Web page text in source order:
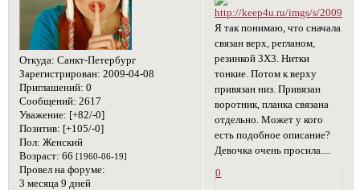
Откуда: Санкт-Петербург
Зарегистрирован: 2009-04-08
Приглашений: 0
Сообщений: 2617
Уважение: [+82/-0]
Позитив: [+105/-0]
Пол: Женский
Возраст: 66 [1960-06-19]
Провел на форуме:
3 месяца 9 дней
Я так понимаю, что сначала
связан верх, регланом,
резинкой 3Х3. Нитки
тонкие. Потом к верху
привязан низ. Привязан
воротник, планка связана
отдельно. Может у кого
есть подобное описание?
Девочка очень просила....
0